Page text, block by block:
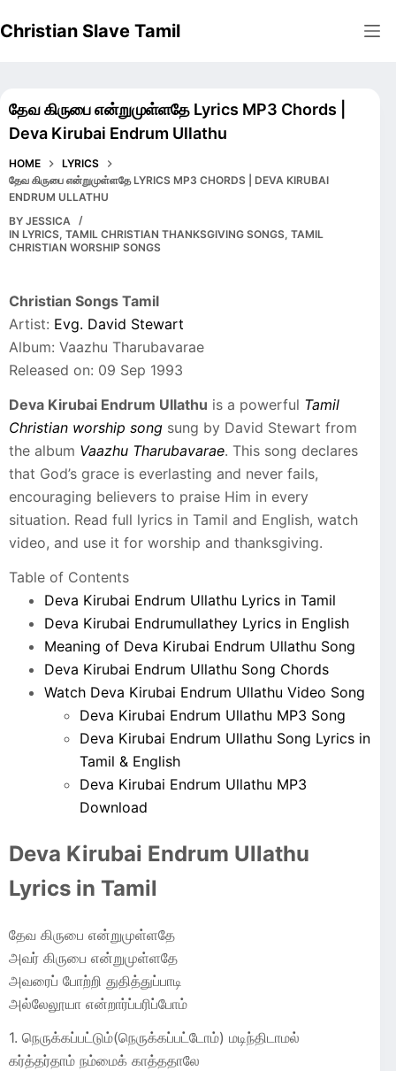
to
Christian Slave Tamil
தேவ கிருபை என்றுமுள்ளதே Lyrics MP3 Chords |
Deva Kirubai Endrum Ullathu
HOME
LYRICS
தேவ கிருபை என்றுமுள்ளதே LYRICS MP3 CHORDS | DEVA KIRUBAI
ENDRUM ULLATHU
BY JESSICA
IN LYRICS,TAMIL CHRISTIAN THANKSGIVING SONGS,TAMIL
CHRISTIAN WORSHIP SONGS
Christian Songs Tamil
Artist: Evg. David Stewart
Album: Vaazhu Tharubavarae
Released on: 09 Sep 1993
Deva Kirubai Endrum Ullathu is a powerful Tamil
Christian worship song sung by David Stewart from
the album Vaazhu Tharubavarae. This song declares
that God’s grace is everlasting and never fails,
encouraging believers to praise Him in every
situation. Read full lyrics in Tamil and English, watch
video, and use it for worship and thanksgiving.
Table of Contents
Deva Kirubai Endrum Ullathu Lyrics in Tamil
Deva Kirubai Endrumullathey Lyrics in English
Meaning of Deva Kirubai Endrum Ullathu Song
Deva Kirubai Endrum Ullathu Song Chords
Watch Deva Kirubai Endrum Ullathu Video Song
Deva Kirubai Endrum Ullathu MP3 Song
Deva Kirubai Endrum Ullathu Song Lyrics in
Tamil & English
Deva Kirubai Endrum Ullathu MP3
Download
Deva Kirubai Endrum Ullathu
Lyrics in Tamil
தேவ கிருபை என்றுமுள்ளதே
அவர் கிருபை என்றுமுள்ளதே
அவரைப் போற்றி துதித்துப்பாடி
அல்லேலூயா என்றார்ப்பரிப்போம்
1. நெருக்கப்பட்டும்(நெருக்கப்பட்டோம்) மடிந்திடாமல்
கர்த்தர்தாம் நம்மைக் காத்ததாலே